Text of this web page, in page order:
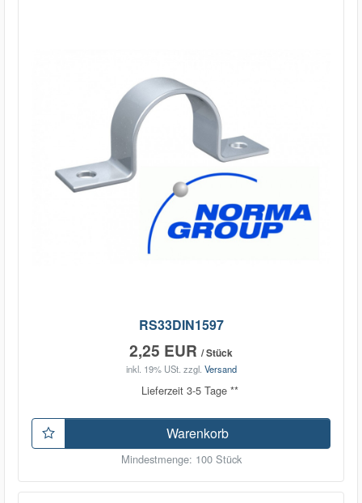
RS33DIN1597
2,25 EUR / Stück
inkl. 19% USt. zzgl. Versand
Lieferzeit 3-5 Tage **
Warenkorb
Mindestmenge: 100 Stück